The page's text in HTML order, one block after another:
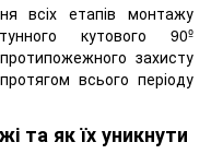
всіх етапів монтажу
кутового 90º
захисту
всього періоду
та як їх уникнути